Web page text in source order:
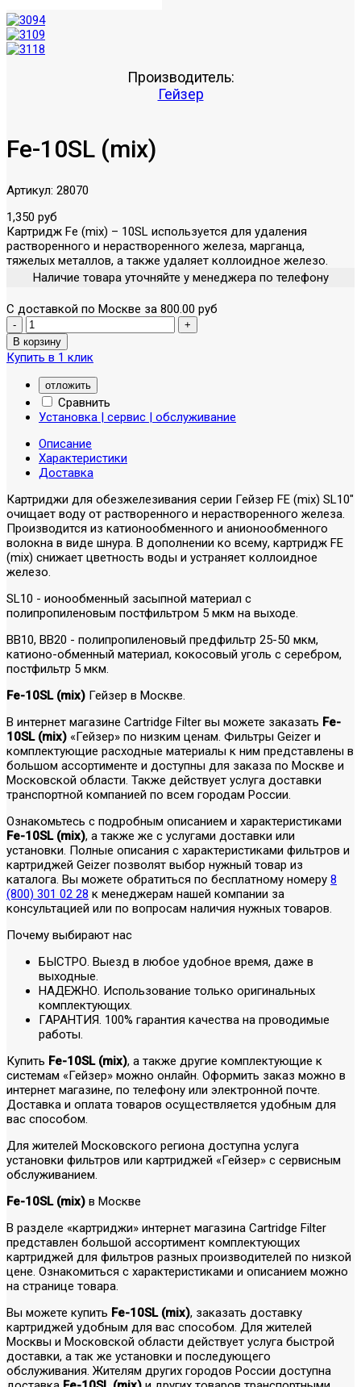
Производитель:
Гейзер
Fe-10SL (mix)
Артикул: 28070
1,350 руб
Картридж Fe (mix) – 10SL используется для удаления
растворенного и нерастворенного железа, марганца,
тяжелых металлов, а также удаляет коллоидное железо.
Наличие товара уточняйте у менеджера по телефону
С доставкой по Москве за 800.00 руб
Купить в 1 клик
отложить
Сравнить
Установка | сервис | обслуживание
Описание
Характеристики
Доставка
Картриджи для обезжелезивания серии Гейзер FE (mix) SL10"
очищает воду от растворенного и нерастворенного железа.
Производится из катионообменного и анионообменного
волокна в виде шнура. В дополнении ко всему, картридж FE
(mix) снижает цветность воды и устраняет коллоидное
железо.
SL10 - ионообменный засыпной материал с
полипропиленовым постфильтром 5 мкм на выходе.
BB10, BB20 - полипропиленовый предфильтр 25-50 мкм,
катионо-обменный материал, кокосовый уголь с серебром,
постфильтр 5 мкм.
Fe-10SL (mix) Гейзер в Москве.
В интернет магазине Cartridge Filter вы можете заказать Fe-
10SL (mix) «Гейзер» по низким ценам. Фильтры Geizer и
комплектующие расходные материалы к ним представлены в
большом ассортименте и доступны для заказа по Москве и
Московской области. Также действует услуга доставки
транспортной компанией по всем городам России.
Ознакомьтесь с подробным описанием и характеристиками
Fe-10SL (mix), а также же с услугами доставки или
установки. Полные описания с характеристиками фильтров и
картриджей Geizer позволят выбор нужный товар из
каталога. Вы можете обратиться по бесплатному номеру 8
(800) 301 02 28 к менеджерам нашей компании за
консультацией или по вопросам наличия нужных товаров.
Почему выбирают нас
БЫСТРО. Выезд в любое удобное время, даже в
выходные.
НАДЕЖНО. Использование только оригинальных
комплектующих.
ГАРАНТИЯ. 100% гарантия качества на проводимые
работы.
Купить Fe-10SL (mix), а также другие комплектующие к
системам «Гейзер» можно онлайн. Оформить заказ можно в
интернет магазине, по телефону или электронной почте.
Доставка и оплата товаров осуществляется удобным для
вас способом.
Для жителей Московского региона доступна услуга
установки фильтров или картриджей «Гейзер» с сервисным
обслуживанием.
Fe-10SL (mix) в Москве
В разделе «картриджи» интернет магазина Cartridge Filter
представлен большой ассортимент комплектующих
картриджей для фильтров разных производителей по низкой
цене. Ознакомиться с характеристиками и описанием можно
на странице товара.
Вы можете купить Fe-10SL (mix), заказать доставку
картриджей удобным для вас способом. Для жителей
Москвы и Московской области действует услуга быстрой
доставки, а так же установки и последующего
обслуживания. Жителям других городов России доступна